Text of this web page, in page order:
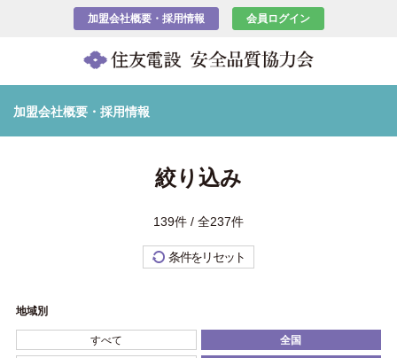
加盟会社概要・採用情報 会員ログイン
加盟会社概要・採用情報
絞り込み
139件 / 全237件
条件をリセット
地域別
すべて 全国